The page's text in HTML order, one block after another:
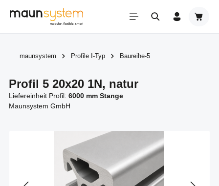
Zum Hauptinhalt springen
maunsystem Profile I-Typ Baureihe-5
Profil 5 20x20 1N, natur
Liefereinheit Profil: 6000 mm Stange
Maunsystem GmbH